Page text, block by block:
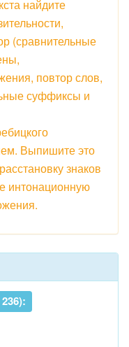
найдите
(сравнительные
повтор слов,
суффиксы и
Выпишите это
знаков
интонационную